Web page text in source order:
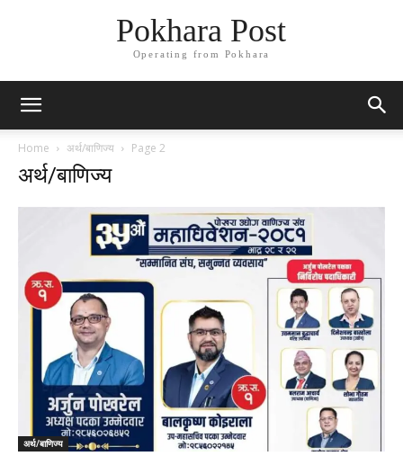
Pokhara Post
Operating from Pokhara
Home अर्थ/बाणिज्य Page 2
अर्थ/बाणिज्य
अर्थ/बाणिज्य